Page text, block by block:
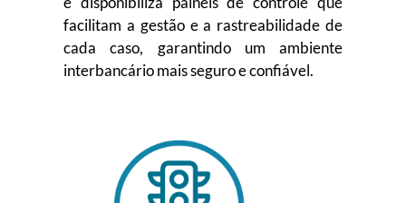
facilitam a gestão e a rastreabilidade de
cada caso, garantindo um ambiente
interbancário mais seguro e confiável.